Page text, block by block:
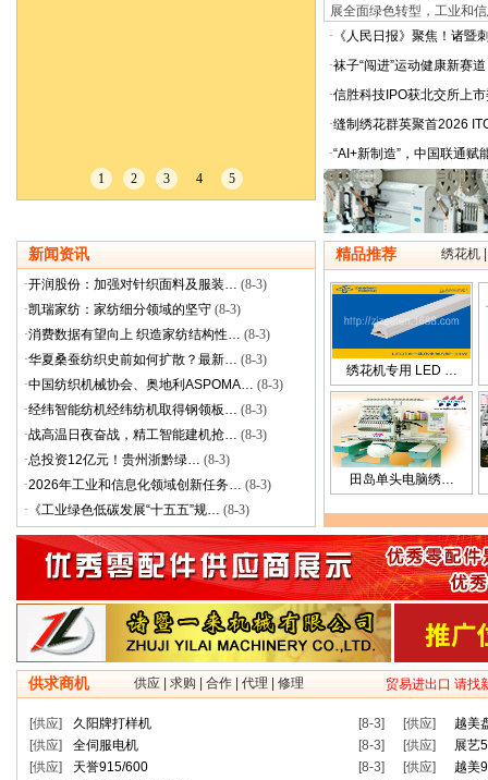
1 2 3 4 5
展全面绿色转型，工业和
· 《人民日报》聚焦！诸暨
·袜子“闯进”运动健康新赛
·信胜科技IPO获北交所上
·缝制绣花群英聚首2026
·“AI+新制造”，中国联通赋
新闻资讯
·开润股份：加强对针织面料及服装… (8-3)
·凯瑞家纺：家纺细分领域的坚守 (8-3)
·消费数据有望向上 织造家纺结构性… (8-3)
·华夏桑蚕纺织史前如何扩散？最新… (8-3)
·中国纺织机械协会、奥地利ASPOMA… (8-3)
·经纬智能纺机经纬纺机取得钢领板… (8-3)
·战高温日夜奋战，精工智能建机抢… (8-3)
·​总投资12亿元！贵州浙黔绿… (8-3)
·2026年工业和信息化领域创新任务… (8-3)
· 《工业绿色低碳发展“十五五”规… (8-3)
精品推荐 绣花机
绣花机专用 LED …
田岛单头电脑绣…
供求商机 供应 求购 合作 代理 修理 贸易进出口 请找
[供应] 久阳牌打样机 [8-3] [供应]
越美
[供应]
全伺服电机 [8-3] [供应]
展艺
[供应]
天誉915/600 [8-3] [供应]
越美